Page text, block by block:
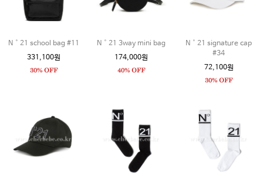
N˚21 school bag #11
331,100원
N˚21 3way mini bag
174,000원
N˚21 signature cap
#34
72,100원